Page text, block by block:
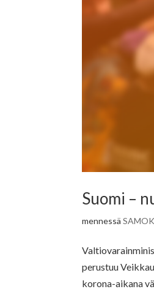
Suomi –
mennessäSAMOK
perustuu
korona-aikana